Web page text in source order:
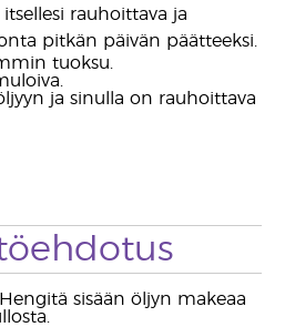
rauhoittava ja
pitkän päivän päätteeksi.
tuoksu.
ja sinulla on rauhoittava
Hengitä sisään öljyn makeaa